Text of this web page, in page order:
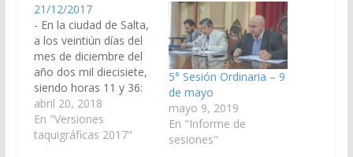
21/12/2017
- En la ciudad de Salta,
a los veintiún días del
mes de diciembre del
año dos mil diecisiete,
siendo horas 11 y 36:
Sr. Presidente (Lapad).-
Con la presencia de
veintiún señores
abril 20, 2018
En "Versiones
taquigráficas 2017"
5° Sesión Ordinaria – 9
de mayo
mayo 9, 2019
En "Informe de
sesiones"